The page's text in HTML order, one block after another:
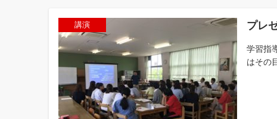
講演 プレ
学習指
はその